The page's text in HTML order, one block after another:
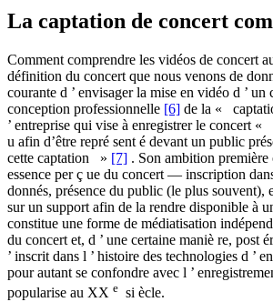
La captation de concert
Comment comprendre les vidéos de concert
définition du concert que nous venons de
courante d ’ envisager la mise en vidéo d ’ un
conception professionnelle [6] de la «
’ entreprise qui vise à enregistrer le concert «
u afin d’être repré sent é devant un public
cette captation » [7] . Son ambition première
essence per ç ue du concert — inscription
donnés, présence du public (le plus
sur un support afin de la rendre disponible à
constitue une forme de médiatisation
du concert et, d ’ une certaine maniè re, post
’ inscrit dans l ’ histoire des technologies d ’
pour autant se confondre avec l ’
popularise au XX e si ècle.